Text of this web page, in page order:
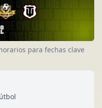
para fechas clave